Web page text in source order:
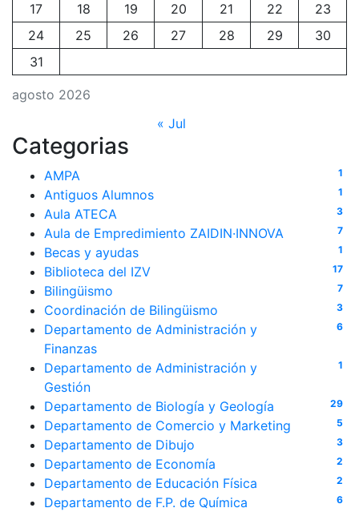
agosto 2026
17
18 19 20 21 22
23
24
25 26 27 28 29
30
31
« Jul
Categorias
AMPA 1
Antiguos Alumnos 1
Aula ATECA 3
Aula de Empredimiento ZAIDIN·INNOVA 7
Becas y ayudas 1
Biblioteca del IZV 17
Bilingüismo 7
Coordinación de Bilingüismo 3
Departamento de Administración y
Finanzas
6
Departamento de Administración y
Gestión
1
Departamento de Biología y Geología 29
Departamento de Comercio y Marketing 5
Departamento de Dibujo 3
Departamento de Economía 2
Departamento de Educación Física 2
Departamento de F.P. de Química 6